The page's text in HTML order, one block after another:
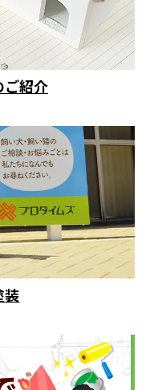
ご紹介
装